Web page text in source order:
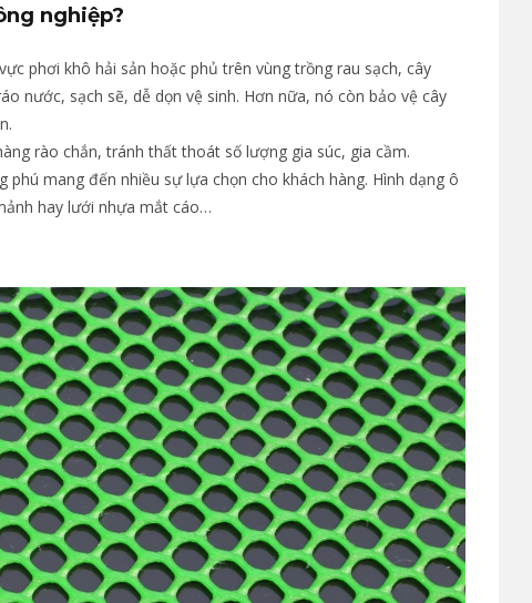
nghiệp?
phơi khô hải sản hoặc phủ trên vùng trồng rau sạch, cây
nước, sạch sẽ, dễ dọn vệ sinh. Hơn nữa, nó còn bảo vệ cây
rào chắn, tránh thất thoát số lượng gia súc, gia cầm.
mang đến nhiều sự lựa chọn cho khách hàng. Hình dạng ô
hay lưới nhựa mắt cáo…